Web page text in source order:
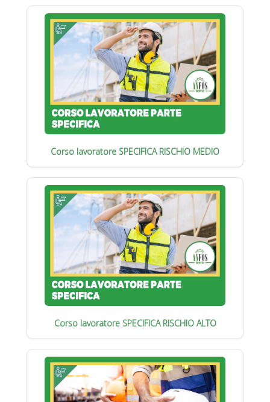
Corso lavoratore SPECIFICA RISCHIO MEDIO
Corso lavoratore SPECIFICA RISCHIO ALTO